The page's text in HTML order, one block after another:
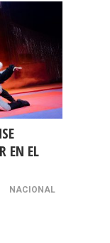
EN EL
NACIONAL